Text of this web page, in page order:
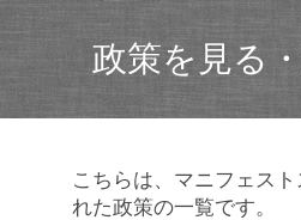
政策を見る
こちらは、マニフェス
れた政策の一覧です。